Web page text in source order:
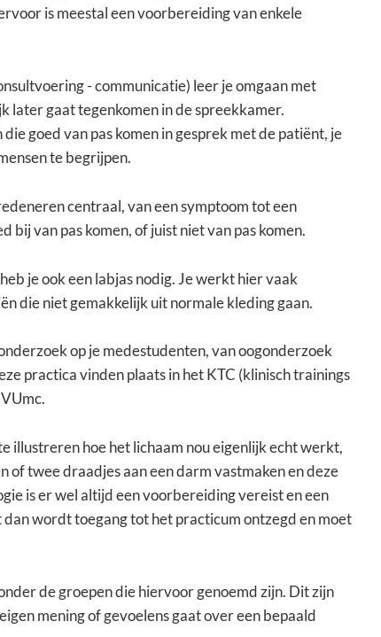
is meestal een voorbereiding van enkele
- communicatie) leer je omgaan met
later gaat tegenkomen in de spreekkamer.
goed van pas komen in gesprek met de patiënt, je
te begrijpen.
centraal, van een symptoom tot een
bij van pas komen, of juist niet van pas komen.
je ook een labjas nodig. Je werkt hier vaak
die niet gemakkelijk uit normale kleding gaan.
op je medestudenten, van oogonderzoek
practica vinden plaats in het KTC (klinisch trainings
illustreren hoe het lichaam nou eigenlijk echt werkt,
twee draadjes aan een darm vastmaken en deze
is er wel altijd een voorbereiding vereist en een
wordt toegang tot het practicum ontzegd en moet
de groepen die hiervoor genoemd zijn. Dit zijn
mening of gevoelens gaat over een bepaald